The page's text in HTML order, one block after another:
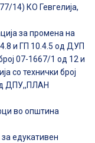
14) КО Гевгелија,
за промена на
и ГП 10.4.5 од ДУП
07-1667/1 од 12 и
со технички број
ДПУ,,ПЛАН
во општина
за едукативен